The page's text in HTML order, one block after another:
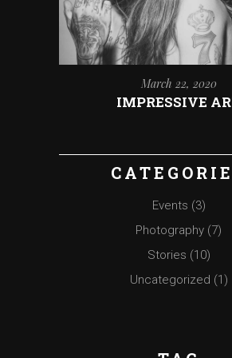
March 22, 2020
IMPRESSIVE
Events (3)
Photography (7)
Stories (10)
Uncategorized (1)